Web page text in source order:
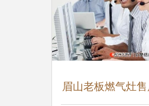
眉山老板燃气灶